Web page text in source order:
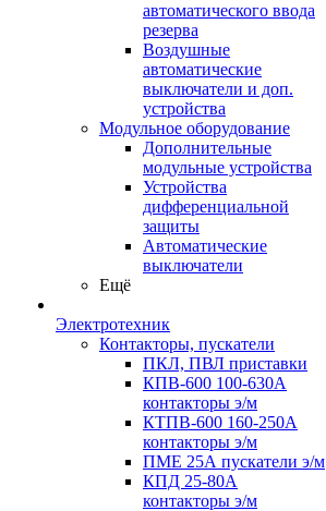
автоматического ввода
резерва
Воздушные
автоматические
выключатели и доп.
устройства
Модульное оборудование
Дополнительные
модульные устройства
Устройства
дифференциальной
защиты
Автоматические
выключатели
Ещё
Электротехник
Контакторы, пускатели
ПКЛ, ПВЛ приставки
КПВ-600 100-630А
контакторы э/м
КТПВ-600 160-250А
контакторы э/м
ПМЕ 25А пускатели э/м
КПД 25-80А
контакторы э/м